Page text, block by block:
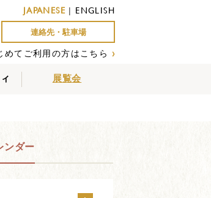
JAPANESE| ENGLISH
連絡先・駐車場
めてご利用の方はこちら ›
展覧会
ンダー